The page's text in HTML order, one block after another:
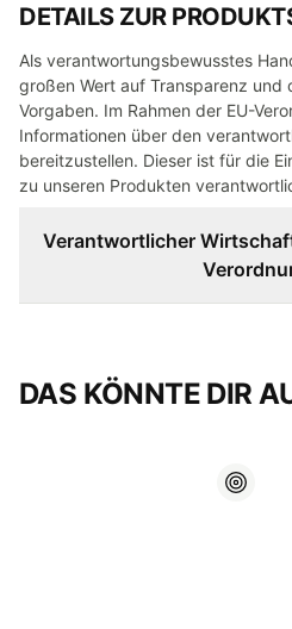
DETAILS ZUR
Als verantwortungsbewusstes
großen Wert auf Transparenz und
Vorgaben. Im Rahmen der EU-
Informationen über den
bereitzustellen. Dieser ist für die
zu unseren Produkten
Verantwortlicher
DAS KÖNNTE DIR